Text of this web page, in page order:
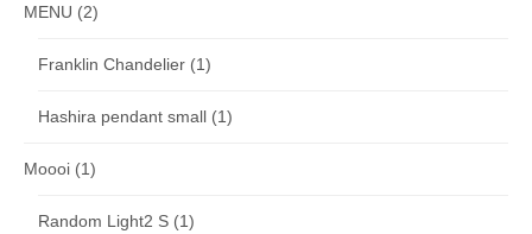
MENU (2)
Franklin Chandelier (1)
Hashira pendant small (1)
Moooi (1)
Random Light2 S (1)